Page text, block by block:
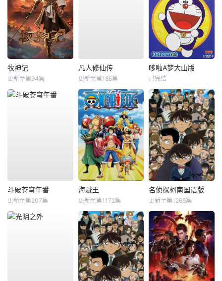
牧神记
更新至第94集
凡人修仙传
更新至第185集
哆啦A梦大山版
已完结
斗破苍穹年番
更新至第207集
海贼王
更新至第1172集
名侦探柯南国语版
更新至第1269集